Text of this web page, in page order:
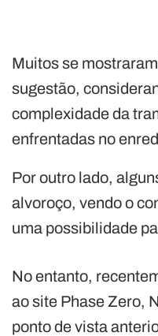
Muitos se
sugestão,
complexidade da
enfrentadas no
Por outro lado,
alvoroço, vendo o
uma possibilidade
No entanto,
ao site Phase Zero,
ponto de vista